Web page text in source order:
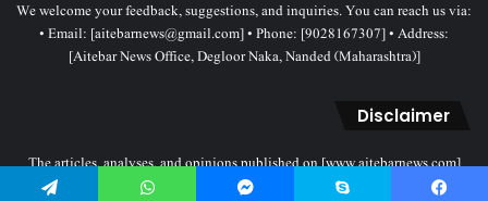
We welcome your feedback, suggestions, and inquiries. You can reach us via:
• Email: [aitebarnews@gmail.com] • Phone: [9028167307] • Address:
[Aitebar News Office, Degloor Naka, Nanded (Maharashtra)]
Disclaimer
The articles, analyses, and opinions published on [www.aitebarnews.com]
solely represent the personal views and opinions of the authors. These views